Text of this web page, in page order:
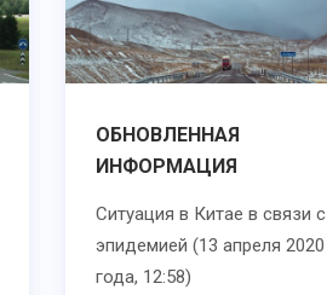
ОБНОВЛЕННАЯ
ИНФОРМАЦИЯ
Ситуация в Китае в связи с
эпидемией (13 апреля 2020
года, 12:58)